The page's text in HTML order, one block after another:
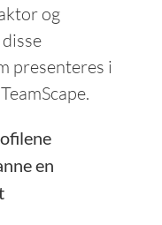
og
presenteres i
en